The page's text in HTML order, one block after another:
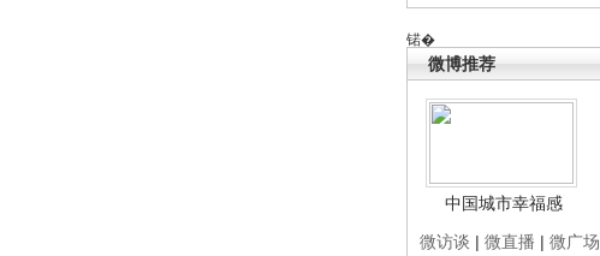
锘�
微博推荐
中国城市幸福感
微访谈 | 微直播 | 微广场